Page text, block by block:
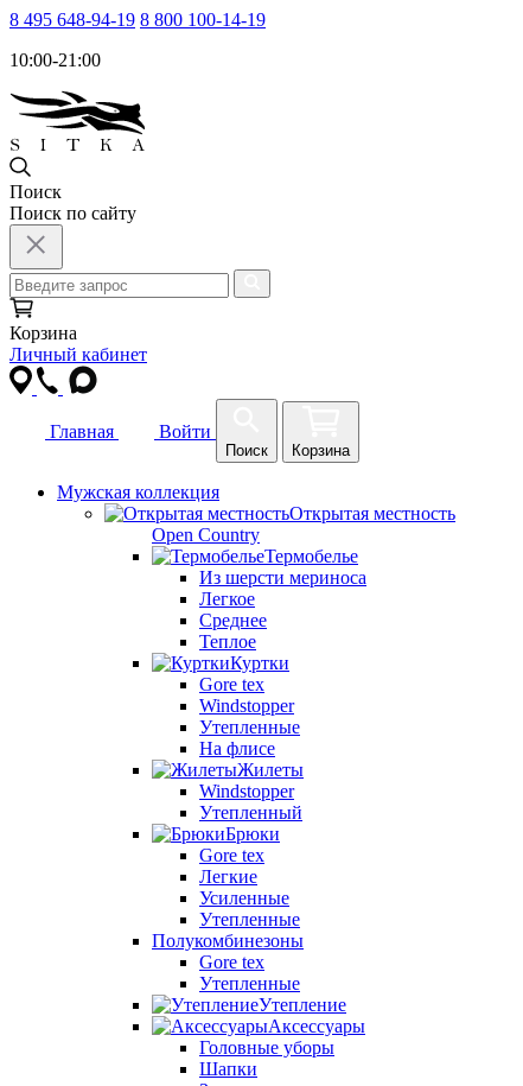
8 495 648-94-19 8 800 100-14-19
10:00-21:00
Поиск
Поиск по сайту
Корзина
Личный кабинет
Главная Войти
Поиск Корзина
Мужская коллекция
Открытая местность
Open Country
Термобелье
Из шерсти мериноса
Легкое
Среднее
Теплое
Куртки
Gore tex
Windstopper
Утепленные
На флисе
Жилеты
Windstopper
Утепленный
Брюки
Gore tex
Легкие
Усиленные
Утепленные
Полукомбинезоны
Gore tex
Утепленные
Утепление
Аксессуары
Головные уборы
Шапки